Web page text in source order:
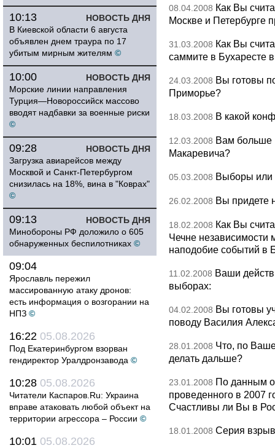
НОВОСТЬ ДНЯ
10:13
В Киевской области 6 августа
объявлен днем траура по 17
убитым мирным жителям ©
НОВОСТЬ ДНЯ
10:00
Морские линии направления
Турция—Новороссийск массово
вводят надбавки за военные риски
©
НОВОСТЬ ДНЯ
09:28
Загрузка авиарейсов между
Москвой и Санкт-Петербургом
снизилась на 18%, вина в "Коврах"
©
НОВОСТЬ ДНЯ
09:13
Минобороны РФ доложило о 605
обнаруженных беспилотниках ©
09:04
Ярославль пережил
массированную атаку дронов:
есть информация о возгорании на
НПЗ ©
16:22 05.08.2026
Под Екатеринбургом взорван
гендиректор Уралдронзавода ©
10:28 05.08.2026
Читатели Каспаров.Ru: Украина
вправе атаковать любой объект на
территории агрессора – России ©
10:01 05.08.2026
08.04.2008 Как Вы
Москве и Петербурге
31.03.2008 Как Вы
саммите в Бухаресте
24.03.2008 Вы готовы
Приморье?
18.03.2008 В какой
12.03.2008 Вам больше
Макаревича?
05.03.2008 Выборы или
26.02.2008 Вы придете
18.02.2008 Как Вы
Чечне независимости
наподобие событий в
11.02.2008 Ваши
выборах:
04.02.2008 Вы готовы
поводу Василия
28.01.2008 Что, по
делать дальше?
23.01.2008 По данным
проведенного в 2007
Счастливы ли Вы в
18.01.2008 Серия